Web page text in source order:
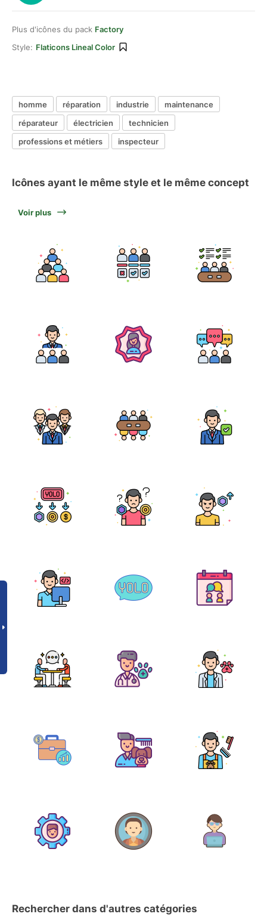
Plus d'icônes du pack Factory
Style: Flaticons Lineal Color
homme réparation industrie
maintenance
réparateur
électricien
technicien
professions et métiers
inspecteur
Icônes ayant le même style et le même concept
Voir plus
Rechercher dans d'autres catégories